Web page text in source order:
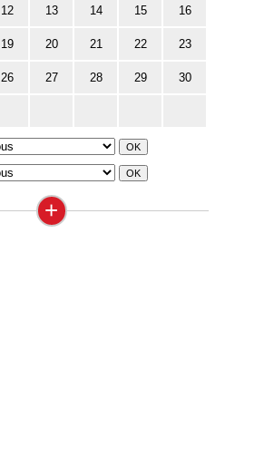
12 13 14 15 16
19 20 21 22 23
26 27 28 29 30
+